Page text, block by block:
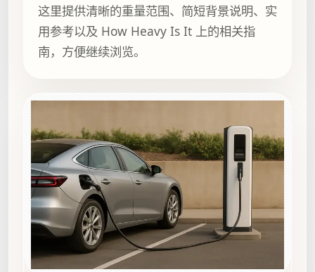
这里提供清晰的重量范围、简短背景说明、实
用参考以及 How Heavy Is It 上的相关指
南，方便继续浏览。